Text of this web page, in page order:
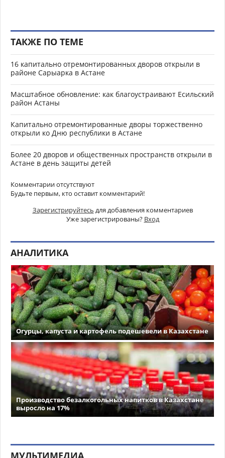
ТАКЖЕ ПО ТЕМЕ
16 капитально отремонтированных дворов открыли в
районе Сарыарка в Астане
Масштабное обновление: как благоустраивают Есильский
район Астаны
Капитально отремонтированные дворы торжественно
открыли ко Дню республики в Астане
Более 20 дворов и общественных пространств открыли в
Астане в день защиты детей
Комментарии отсутствуют
Будьте первым, кто оставит комментарий!
Зарегистрируйтесь для добавления комментариев
Уже зарегистрированы? Вход
АНАЛИТИКА
Огурцы, капуста и картофель подешевели в Казахстане
Производство безалкогольных напитков в Казахстане
выросло на 17%
МУЛЬТИМЕДИА